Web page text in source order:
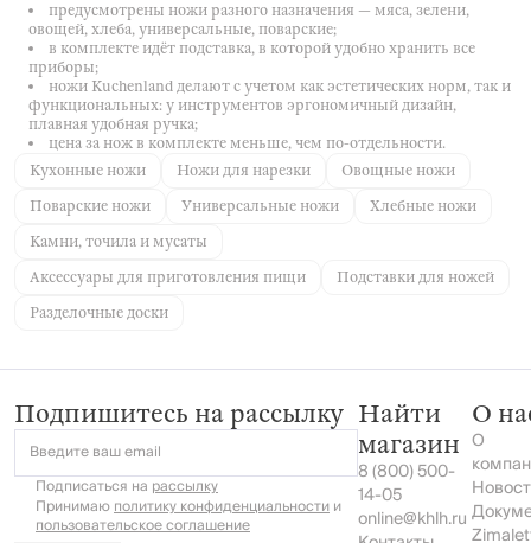
предусмотрены ножи разного назначения — мяса, зелени,
овощей, хлеба, универсальные, поварские;
в комплекте идёт подставка, в которой удобно хранить все
приборы;
ножи Kuchenland делают с учетом как эстетических норм, так и
функциональных: у инструментов эргономичный дизайн,
плавная удобная ручка;
цена за нож в комплекте меньше, чем по-отдельности.
Кухонные ножи
Ножи для нарезки
Овощные ножи
Поварские ножи
Универсальные ножи
Хлебные ножи
Камни, точила и мусаты
Аксессуары для приготовления пищи
Подставки для ножей
Разделочные доски
Подпишитесь на рассылку
Введите ваш email
Подписаться на рассылку
Принимаюполитику конфиденциальностии
пользовательское соглашение
Найти
магазин
8 (800) 500-
14-05
online@khlh.ru
О
О